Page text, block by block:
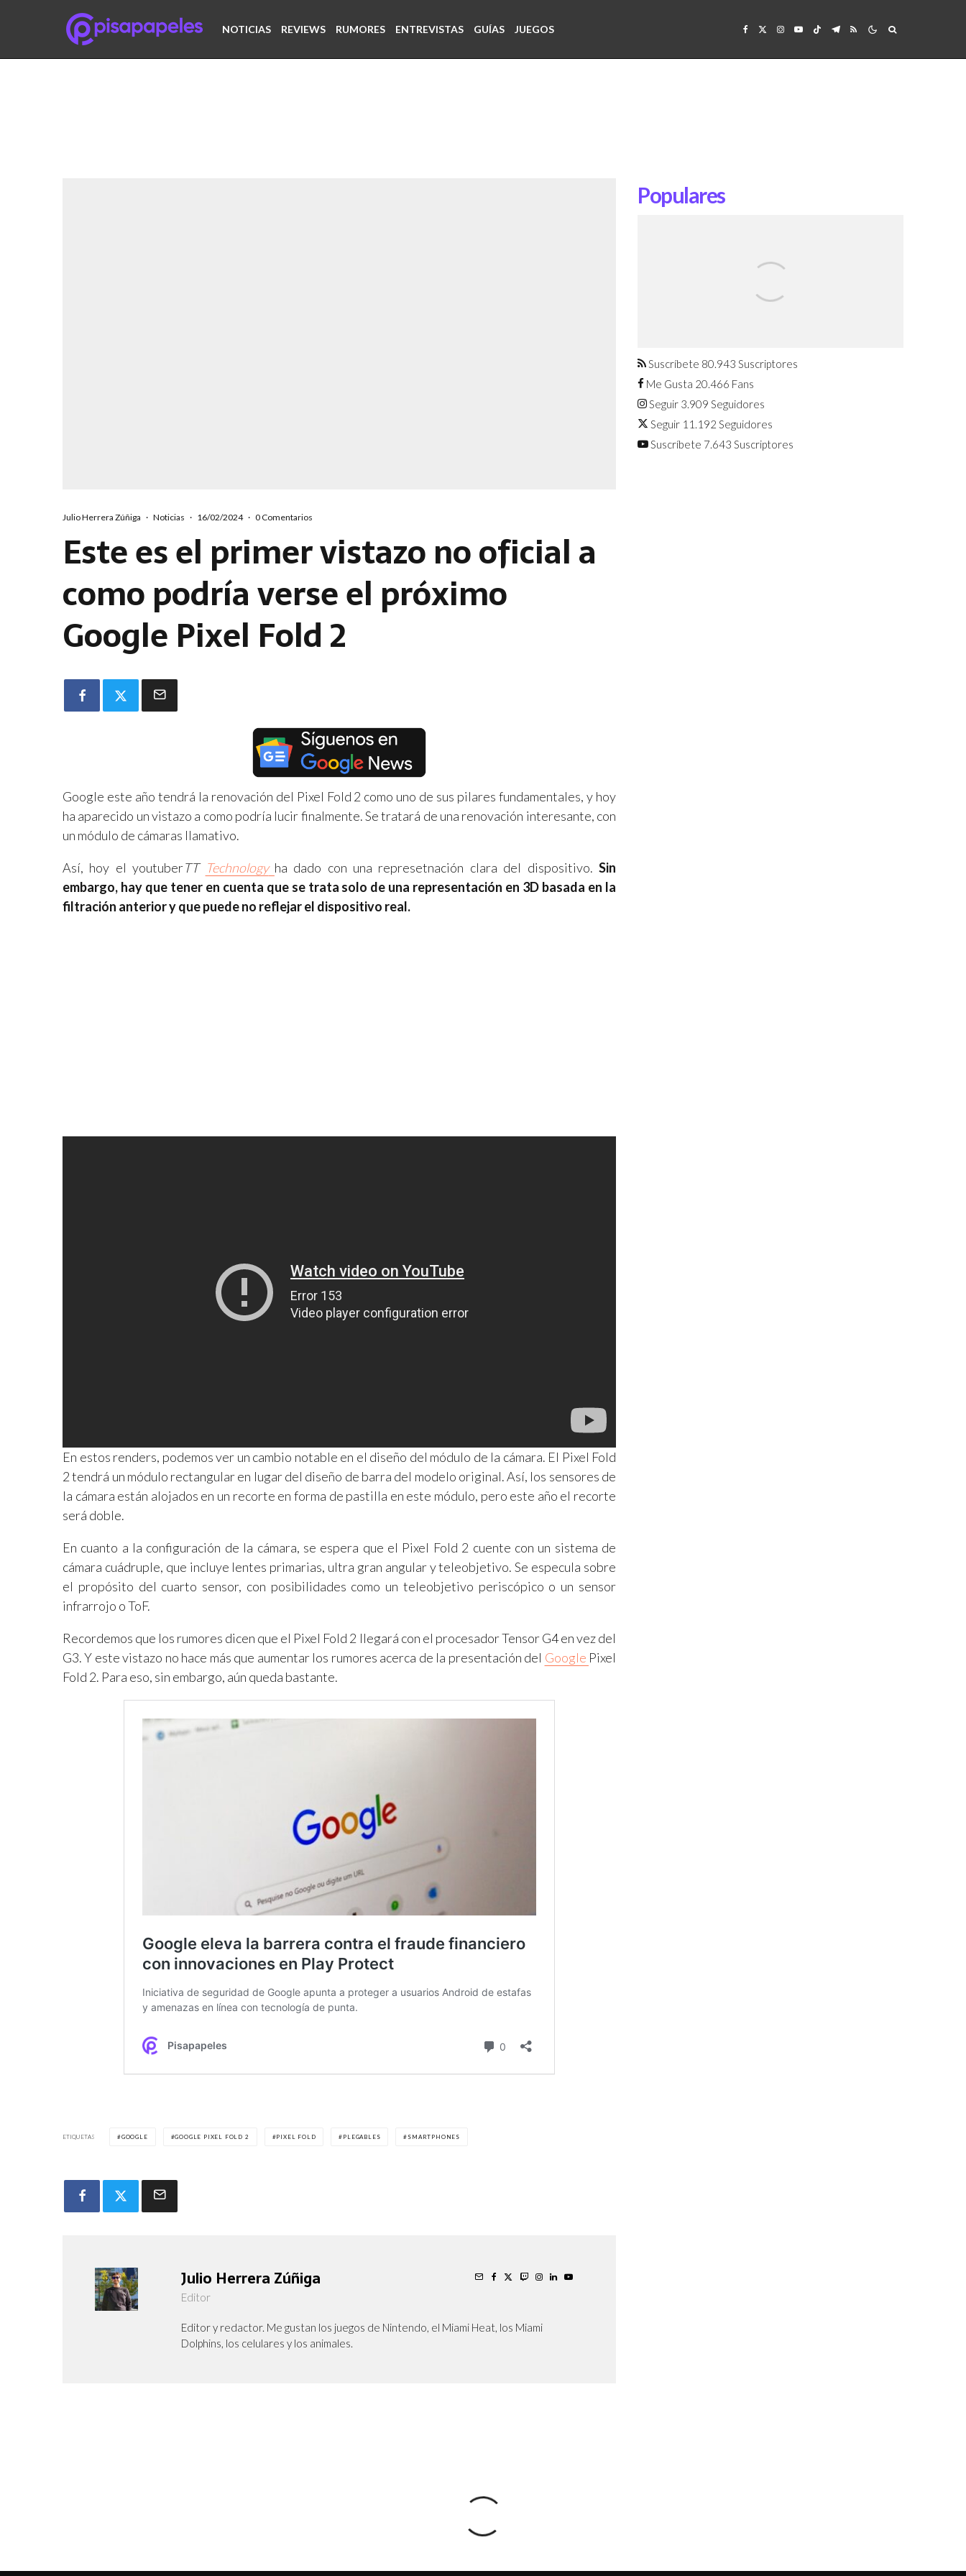
NOTICIAS REVIEWS RUMORES ENTREVISTAS GUÍAS JUEGOS
Julio Herrera Zúñiga · Noticias · 16/02/2024 · 0 Comentarios
Este es el primer vistazo no oficial a
como podría verse el próximo
Google Pixel Fold 2
Google este año tendrá la renovación del Pixel Fold 2 como uno de sus pilares fundamentales, y hoy
ha aparecido un vistazo a como podría lucir finalmente. Se tratará de una renovación interesante, con
un módulo de cámaras llamativo.
Así, hoy el youtuberTT Technology ha dado con una represetnación clara del dispositivo.Sin
embargo, hay que tener en cuenta que se trata solo de una representación en 3D basada en la
filtración anterior y que puede no reflejar el dispositivo real.
En estos renders, podemos ver un cambio notable en el diseño del módulo de la cámara. El Pixel Fold
2 tendrá un módulo rectangular en lugar del diseño de barra del modelo original. Así, los sensores de
la cámara están alojados en un recorte en forma de pastilla en este módulo, pero este año el recorte
será doble.
En cuanto a la configuración de la cámara, se espera que el Pixel Fold 2 cuente con un sistema de
cámara cuádruple, que incluye lentes primarias, ultra gran angular y teleobjetivo. Se especula sobre
el propósito del cuarto sensor, con posibilidades como un teleobjetivo periscópico o un sensor
infrarrojo o ToF.
Recordemos que los rumores dicen que el Pixel Fold 2 llegará con el procesador Tensor G4 en vez del
G3. Y este vistazo no hace más que aumentar los rumores acerca de la presentación del Google Pixel
Fold 2. Para eso, sin embargo, aún queda bastante.
ETIQUETAS GOOGLE GOOGLE PIXEL FOLD 2 PIXEL FOLD PLEGABLES SMARTPHONES
Julio Herrera Zúñiga
Editor
Editor y redactor. Me gustan los juegos de Nintendo, el Miami Heat, los Miami
Dolphins, los celulares y los animales.
Populares
agosto
Suscríbete 80.943 Suscriptores
Me Gusta 20.466 Fans
Seguir 3.909 Seguidores
Seguir 11.192 Seguidores
Suscríbete 7.643 Suscriptores